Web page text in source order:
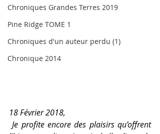
Chroniques Grandes Terres 2019
Pine Ridge TOME 1
Chroniques d'un auteur perdu (1)
Chronique 2014
18 Février 2018,
Je profite encore des plaisirs qu’offrent